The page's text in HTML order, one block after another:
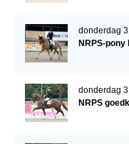
donderdag
NRPS-
donderdag
NRPS